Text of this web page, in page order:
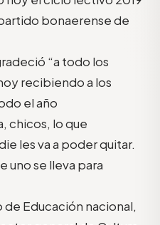
bonaerense de
“a todo los
recibiendo a los
el año
chicos, lo que
les va a poder quitar.
uno se lleva para
Educación nacional,